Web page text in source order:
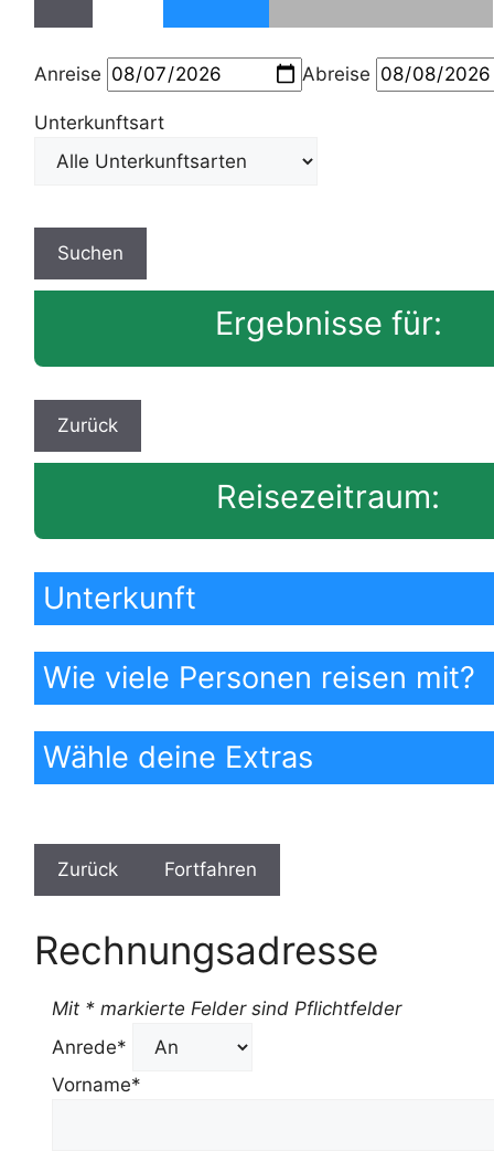
Anreise Abreise
Unterkunftsart
Ergebnisse für:
Reisezeitraum:
Unterkunft
Wie viele Personen reisen mit?
Wähle deine Extras
Rechnungsadresse
Mit * markierte Felder sind Pflichtfelder
Anrede*
Vorname*